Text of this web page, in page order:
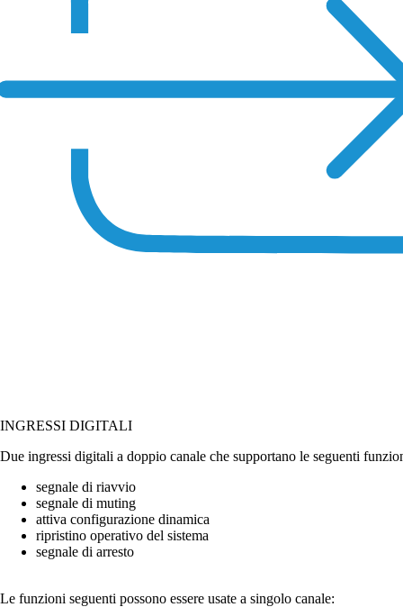
INGRESSI DIGITALI
Due ingressi digitali a doppio canale che supportano le seguenti
segnale di riavvio
segnale di muting
attiva configurazione dinamica
ripristino operativo del sistema
segnale di arresto
Le funzioni seguenti possono essere usate a singolo canale: